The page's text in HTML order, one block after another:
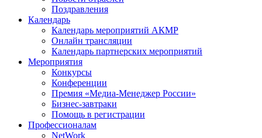
Поздравления
Календарь
Календарь мероприятий АКМР
Онлайн трансляции
Календарь партнерских мероприятий
Мероприятия
Конкурсы
Конференции
Премия «Медиа-Менеджер России»
Бизнес-завтраки
Помощь в регистрации
Профессионалам
NetWork